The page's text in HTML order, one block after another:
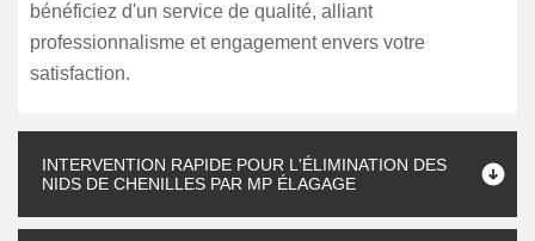
bénéficiez d'un service de qualité, alliant
professionnalisme et engagement envers votre
satisfaction.
INTERVENTION RAPIDE POUR L'ÉLIMINATION DES
NIDS DE CHENILLES PAR MP ÉLAGAGE